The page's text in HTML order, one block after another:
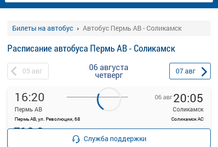
Билеты на автобус Автобус Пермь АВ - Соликамск
Расписание автобуса Пермь АВ - Соликамск
05 авг 06 августа
четверг 07авг
16:20
Пермь АВ
Пермь АВ, ул. Революции, 68
06 авг20:05
Соликамск
Соликамск АС
713.9
Продажа билетов
прекращена
Служба поддержки